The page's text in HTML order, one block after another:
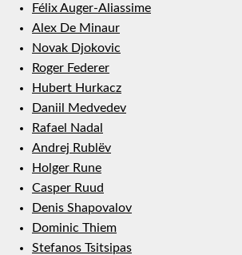
Félix Auger-Aliassime
Alex De Minaur
Novak Djokovic
Roger Federer
Hubert Hurkacz
Daniil Medvedev
Rafael Nadal
Andrej Rublëv
Holger Rune
Casper Ruud
Denis Shapovalov
Dominic Thiem
Stefanos Tsitsipas